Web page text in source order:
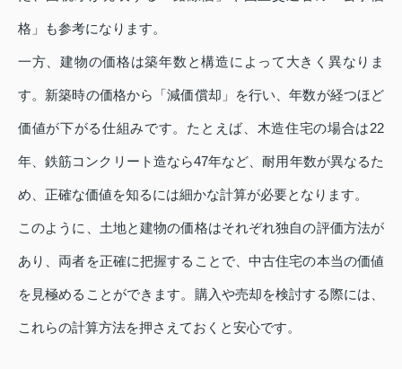
格」も参考になります。
一方、建物の価格は築年数と構造によって大きく異なりま
す。新築時の価格から「減価償却」を行い、年数が経つほど
価値が下がる仕組みです。たとえば、木造住宅の場合は22
年、鉄筋コンクリート造なら47年など、耐用年数が異なるた
め、正確な価値を知るには細かな計算が必要となります。
このように、土地と建物の価格はそれぞれ独自の評価方法が
あり、両者を正確に把握することで、中古住宅の本当の価値
を見極めることができます。購入や売却を検討する際には、
これらの計算方法を押さえておくと安心です。